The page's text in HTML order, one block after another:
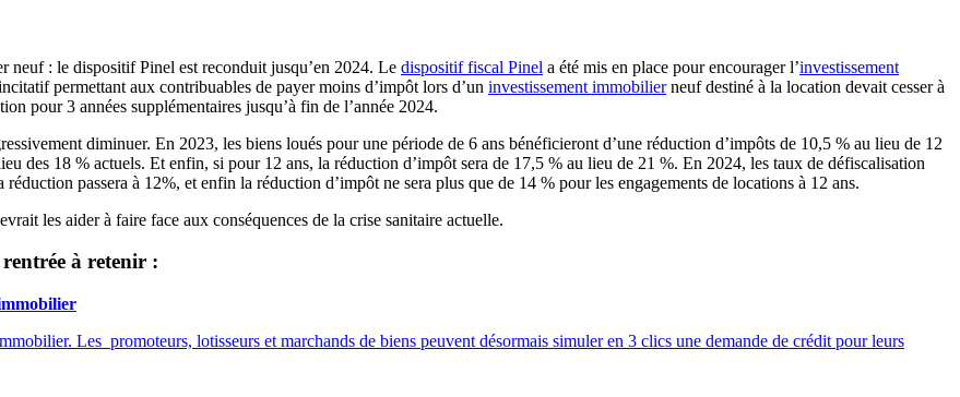
neuf : le dispositif Pinel est reconduit jusqu’en 2024. Le dispositif fiscal Pinel a été mis en place pour encourager l’investissement
permettant aux contribuables de payer moins d’impôt lors d’un investissement immobilierneuf destiné à la location devait cesser à
pour 3 années supplémentaires jusqu’à fin de l’année 2024.
diminuer. En 2023, les biens loués pour une période de 6 ans bénéficieront d’une réduction d’impôts de 10,5 % au lieu de 12
des 18 % actuels. Et enfin, si pour 12 ans, la réduction d’impôt sera de 17,5 % au lieu de 21 %. En 2024, les taux de défiscalisation
passera à 12%, et enfin la réduction d’impôt ne sera plus que de 14 % pour les engagements de locations à 12 ans.
les aider à faire face aux conséquences de la crise sanitaire actuelle.
à retenir :
Les promoteurs, lotisseurs et marchands de biens peuvent désormais simuler en 3 clics une demande de crédit pour leurs